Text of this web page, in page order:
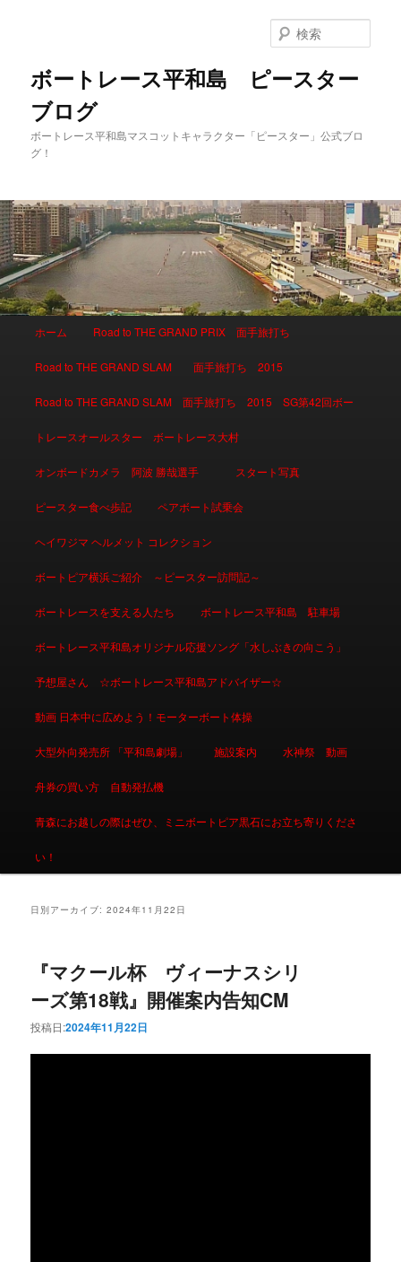
ボートレース平和島 ピースター
ブログ
ボートレース平和島マスコットキャラクター「ピースター」公式ブロ
グ！
索
メインコンテンツへ移動
サブコンテンツへ移動
ホーム Road to THE GRAND PRIX 面手旅打ち
Road to THE GRAND SLAM 面手旅打ち 2015
Road to THE GRAND SLAM 面手旅打ち 2015 SG第42回ボー
トレースオールスター ボートレース大村
オンボードカメラ 阿波 勝哉選手 スタート写真
ピースター食べ歩記 ペアボート試乗会
ヘイワジマ ヘルメット コレクション
ボートピア横浜ご紹介 ～ピースター訪問記～
ボートレースを支える人たち ボートレース平和島 駐車場
ボートレース平和島オリジナル応援ソング「水しぶきの向こう」
予想屋さん ☆ボートレース平和島アドバイザー☆
動画 日本中に広めよう！モーターボート体操
大型外向発売所 「平和島劇場」 施設案内 水神祭 動画
舟券の買い方 自動発払機
青森にお越しの際はぜひ、ミニボートピア黒石にお立ち寄りくださ
い！
日別アーカイブ:2024年11月22日
『マクール杯 ヴィーナスシリ
ーズ第18戦』開催案内告知CM
投稿日:2024年11月22日